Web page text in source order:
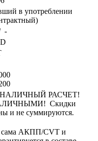
в употреблении
-
НАЛИЧНЫЙ РАСЧЕТ!
Скидки
и не суммируются.
сама АКПП/CVT и